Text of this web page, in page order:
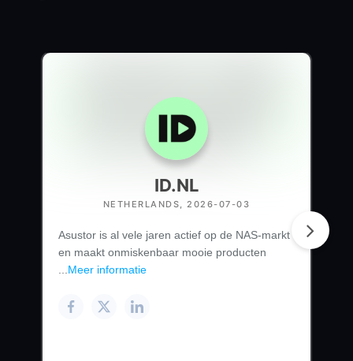
ID.NL
NETHERLANDS, 2026-07-03
Asustor is al vele jaren actief op de NAS-markt
en maakt onmiskenbaar mooie producten
Meer informatie